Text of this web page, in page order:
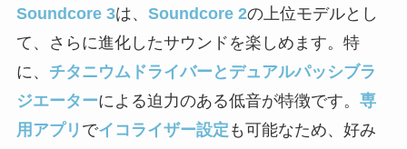
Soundcore 3は、 Soundcore 2の上位モデルとし
て、さらに進化したサウンドを楽しめます。特
に、 チタニウムドライバーとデュアルパッシブラ
ジエーターによる迫力のある低音が特徴です。 専
用アプリ でイコライザー設定 も可能なため、好み